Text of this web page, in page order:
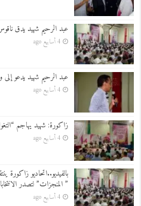
عبد الرحيم شهيد يدق
4 أسابيع ago
عبد الرحيم شهيد يدعو
4 أسابيع ago
زاكورة: شهيد يهاجم
4 أسابيع ago
بالفيديو..اتحاديو
” المنجزات” لتصدر
4 أسابيع ago